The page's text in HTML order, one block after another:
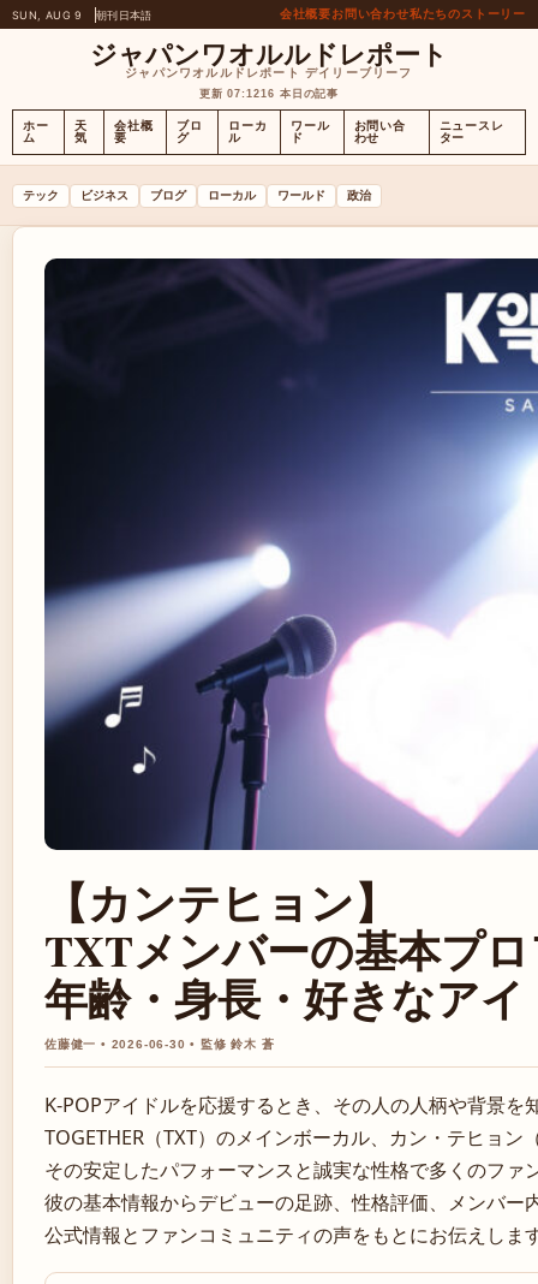
SUN, AUG 9 朝刊日本語 会社概要お問い合わせ私たちのストーリー
ジャパンワオルルドレポート
ジャパンワオルルドレポート デイリーブリーフ
更新 07:1216 本日の記事
ホー
ム
天
気
会社概
要
ブロ
グ
ローカ
ル
ワール
ド
お問い合
わせ
ニュースレ
ター
テック ビジネス ブログ ローカル ワールド 政治
【カンテヒョン】
TXTメンバーの基本プ
年齢・身長・好きなア
佐藤健一 • 2026-06-30 • 監修 鈴木 蒼
K-POPアイドルを応援するとき、その人の人柄や背景
TOGETHER（TXT）のメインボーカル、カン・テヒョン
その安定したパフォーマンスと誠実な性格で多くのフ
彼の基本情報からデビューの足跡、性格評価、メンバー
公式情報とファンコミュニティの声をもとにお伝えしま